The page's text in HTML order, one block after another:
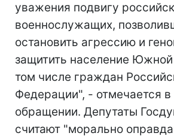
уважения подвигу
военнослужащих,
остановить агрессию и
защитить население
том числе граждан
Федерации", - отмечается в
обращении. Депутаты
считают "морально